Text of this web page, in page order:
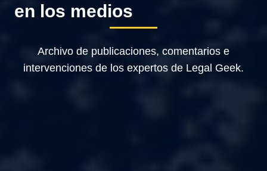
en los medios
Archivo de publicaciones, comentarios e
intervenciones de los expertos de Legal Geek.